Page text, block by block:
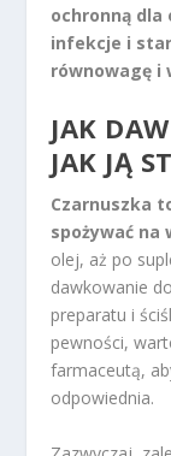
ochronną dla
infekcje i
równowagę i
JAK
JAK JĄ
Czarnuszka
spożywać na
olej, aż po
dawkowanie
preparatu i
pewności,
farmaceutą,
odpowiednia.